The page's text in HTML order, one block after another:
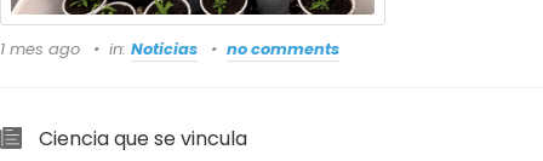
1 mes ago in: Noticias no comments
Ciencia que se vincula